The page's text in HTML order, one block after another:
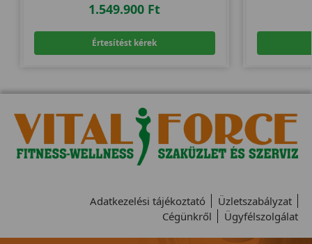
1.549.900 Ft
Értesítést kérek
Adatkezelési tájékoztató
Üzletszabályzat
Cégünkről
Ügyfélszolgálat